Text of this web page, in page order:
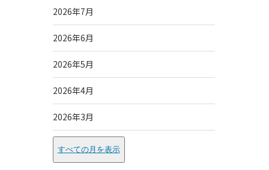
2026年7月
2026年6月
2026年5月
2026年4月
2026年3月
すべての月を表示